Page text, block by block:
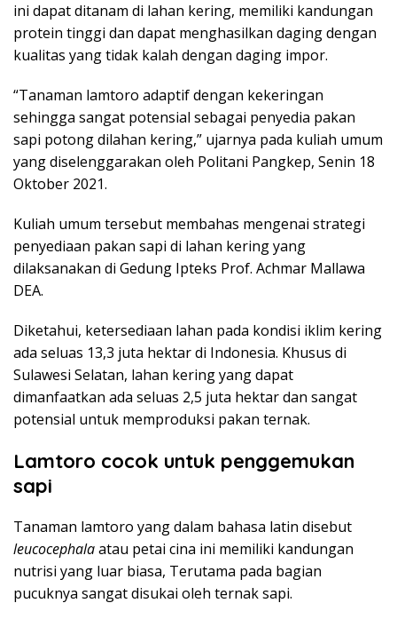
ini dapat ditanam di lahan kering, memiliki kandungan
protein tinggi dan dapat menghasilkan daging dengan
kualitas yang tidak kalah dengan daging impor.
“Tanaman lamtoro adaptif dengan kekeringan
sehingga sangat potensial sebagai penyedia pakan
sapi potong dilahan kering,” ujarnya pada kuliah umum
yang diselenggarakan oleh Politani Pangkep, Senin 18
Oktober 2021.
Kuliah umum tersebut membahas mengenai strategi
penyediaan pakan sapi di lahan kering yang
dilaksanakan di Gedung Ipteks Prof. Achmar Mallawa
DEA.
Diketahui, ketersediaan lahan pada kondisi iklim kering
ada seluas 13,3 juta hektar di Indonesia. Khusus di
Sulawesi Selatan, lahan kering yang dapat
dimanfaatkan ada seluas 2,5 juta hektar dan sangat
potensial untuk memproduksi pakan ternak.
Lamtoro cocok untuk penggemukan
sapi
Tanaman lamtoro yang dalam bahasa latin disebut
leucocephalaatau petai cina ini memiliki kandungan
nutrisi yang luar biasa, Terutama pada bagian
pucuknya sangat disukai oleh ternak sapi.